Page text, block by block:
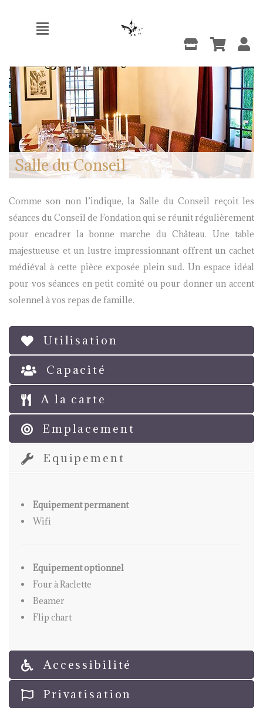
Salle du Conseil
Comme son non l’indique, la Salle du Conseil reçoit les
séances du Conseil de Fondation qui se réunit régulièrement
pour encadrer la bonne marche du Château. Une table
majestueuse et un lustre impressionnant offrent un cachet
médiéval à cette pièce exposée plein sud. Un espace idéal
pour vos séances en petit comité ou pour donner un accent
solennel à vos repas de famille.
Utilisation
Capacité
A la carte
Emplacement
Equipement
Equipement permanent
Wifi
Equipement optionnel
Four à Raclette
Beamer
Flip chart
Accessibilité
Privatisation